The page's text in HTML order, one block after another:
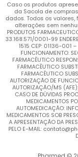
Caso os produtos
da Sacola de
dados. Todos os
alterações sem
PRODUTOS
33.168.571/0001-99
1515 CEP: 01136-001 –
FUNCIONAMENTO:
FARMACÊUTICO
FARMACÊUTICO
FARMACÊUTICO
AUTORIZAÇÃO DE
AUTORIZAÇÃO/MS
CASO DE DÚVIDAS
MEDICAMENTOS
AUTOMEDICAÇÃO:
MEDICAMENTOS SOB
A APRESENTAÇÃO DA
PELO E-MAIL: